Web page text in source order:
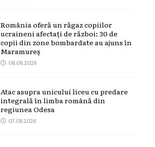
România oferă un răgaz copiilor
ucraineni afectați de război: 30 de
copii din zone bombardate au ajuns în
Maramureș
08.08.2026
Atac asupra unicului liceu cu predare
integrală în limba română din
regiunea Odesa
07.08.2026